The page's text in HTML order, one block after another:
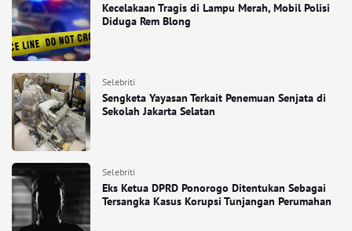
Kecelakaan Tragis di Lampu Merah, Mobil Polisi
Diduga Rem Blong
Selebriti
Sengketa Yayasan Terkait Penemuan Senjata di
Sekolah Jakarta Selatan
Selebriti
Eks Ketua DPRD Ponorogo Ditentukan Sebagai
Tersangka Kasus Korupsi Tunjangan Perumahan